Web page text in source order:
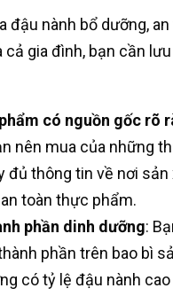
đậu nành bổ dưỡng,
gia đình, bạn cần
có nguồn gốc rõ
nên mua của những
đủ thông tin về nơi sản
toàn thực phẩm.
phần dinh dưỡng:
phần trên bao bì
có tỷ lệ đậu nành